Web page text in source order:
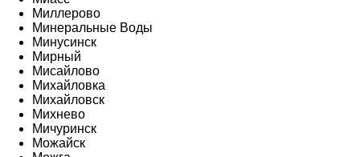
Миллерово
Минеральные Воды
Минусинск
Мирный
Мисайлово
Михайловка
Михайловск
Михнево
Мичуринск
Можайск